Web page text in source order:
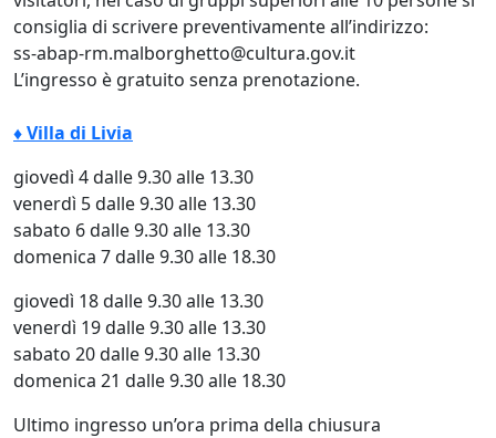
consiglia di scrivere preventivamente all’indirizzo:
ss-abap-rm.malborghetto@cultura.gov.it
L’ingresso è gratuito senza prenotazione.
♦ Villa di Livia
giovedì 4 dalle 9.30 alle 13.30
venerdì 5 dalle 9.30 alle 13.30
sabato 6 dalle 9.30 alle 13.30
domenica 7 dalle 9.30 alle 18.30
giovedì 18 dalle 9.30 alle 13.30
venerdì 19 dalle 9.30 alle 13.30
sabato 20 dalle 9.30 alle 13.30
domenica 21 dalle 9.30 alle 18.30
Ultimo ingresso un’ora prima della chiusura